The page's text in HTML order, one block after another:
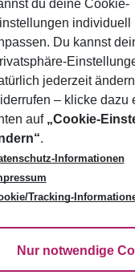
du deine Cookie-
individuell
Du kannst
jederzeit
– klicke dazu
auf „Cookie-
.
Informationen
Tracking-
Cookie anpassen
Nur notwendige